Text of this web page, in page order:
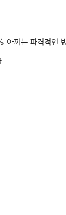
아끼는 파격적인